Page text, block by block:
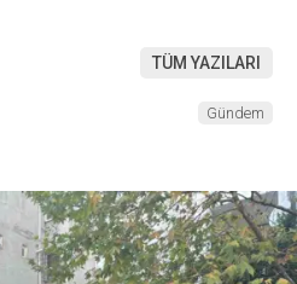
TÜM YAZILARI
Gündem